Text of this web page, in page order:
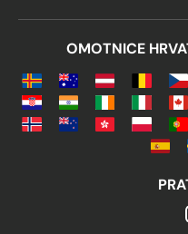
1.
Često se
bukete,
Mnogi
dizajni s
OMOTNICE